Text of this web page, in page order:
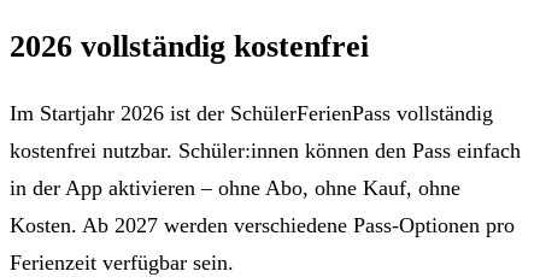
2026 vollständig kostenfrei
Im Startjahr 2026 ist der SchülerFerienPass vollständig
kostenfrei nutzbar. Schüler:innen können den Pass einfach
in der App aktivieren – ohne Abo, ohne Kauf, ohne
Kosten. Ab 2027 werden verschiedene Pass-Optionen pro
Ferienzeit verfügbar sein.